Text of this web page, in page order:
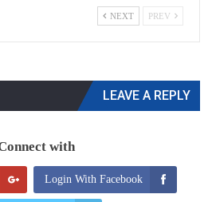
NEXT
LEAVE A REPLY
with:
Login With Facebook